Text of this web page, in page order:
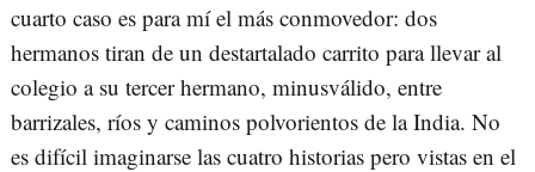
cuarto caso es para mí el más conmovedor: dos
hermanos tiran de un destartalado carrito para llevar al
colegio a su tercer hermano, minusválido, entre
barrizales, ríos y caminos polvorientos de la India. No
es difícil imaginarse las cuatro historias pero vistas en el